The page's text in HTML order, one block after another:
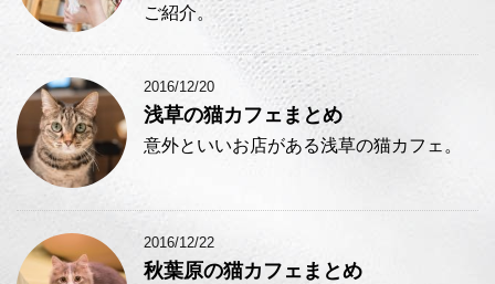
ご紹介。
2016/12/20
浅草の猫カフェまとめ
意外といいお店がある浅草の猫カフェ。
2016/12/22
秋葉原の猫カフェまとめ